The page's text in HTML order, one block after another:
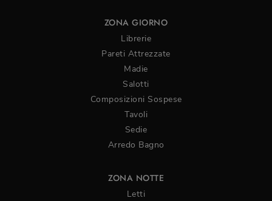
ZONA GIORNO
Librerie
Pareti Attrezzate
Madie
Salotti
Composizioni Sospese
Tavoli
Sedie
Arredo Bagno
ZONA NOTTE
Letti